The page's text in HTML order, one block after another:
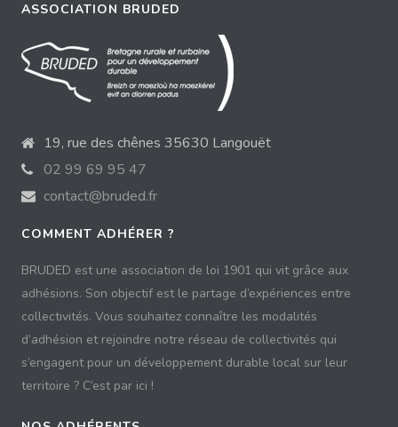
ASSOCIATION BRUDED
19, rue des chênes 35630 Langouët
02 99 69 95 47
contact@bruded.fr
COMMENT ADHÉRER ?
BRUDED est une association de loi 1901 qui vit grâce aux
adhésions. Son objectif est le partage d’expériences entre
collectivités. Vous souhaitez connaître les modalités
d’adhésion et rejoindre notre réseau de collectivités qui
s’engagent pour un développement durable local sur leur
territoire ? C’est par ici !